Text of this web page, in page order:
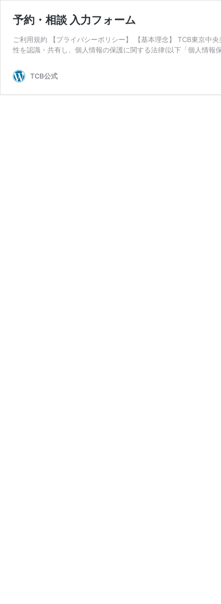
予約・相談 入力フォーム
ご利用規約 【プライバシーポリシー】 【基本理念】 TCB東京中
性を認識・共有し、個人情報の保護に関する法律(以下「個人情
TCB公式